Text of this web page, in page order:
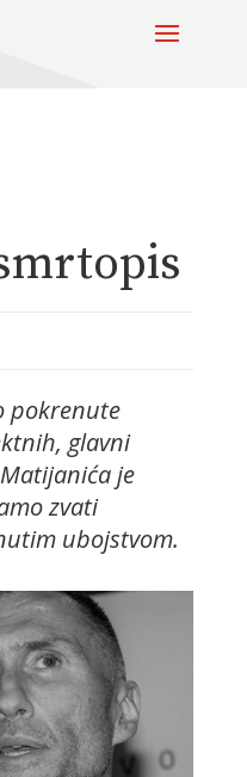
pokrenute
glavni
je
zvati
ubojstvom.